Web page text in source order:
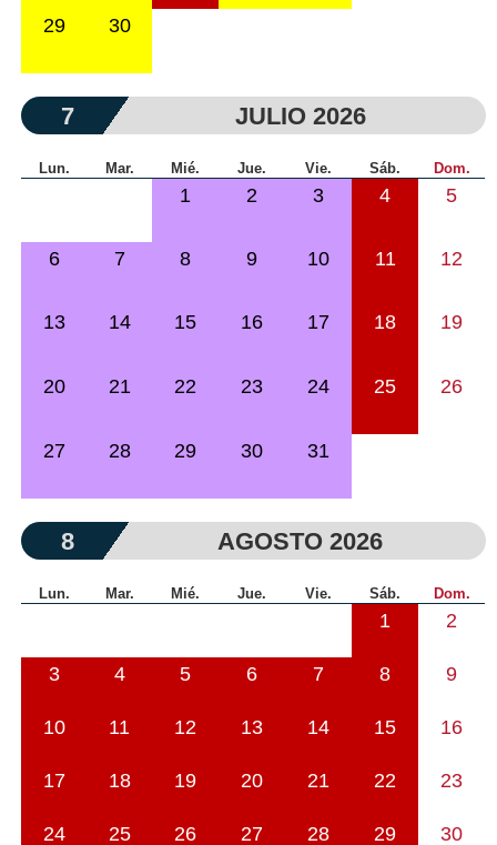
29 30
7 JULIO 2026
Lun. Mar. Mié. Jue. Vie. Sáb. Dom.
1 2 3 4 5
6 7 8 9 10 11 12
13 14 15 16 17 18 19
20 21 22 23 24 25 26
27 28 29 30 31
8 AGOSTO 2026
Lun. Mar. Mié. Jue. Vie. Sáb. Dom.
1 2
3 4 5 6 7 8 9
10 11 12 13 14 15 16
17 18 19 20 21 22 23
24 25 26 27 28 29 30